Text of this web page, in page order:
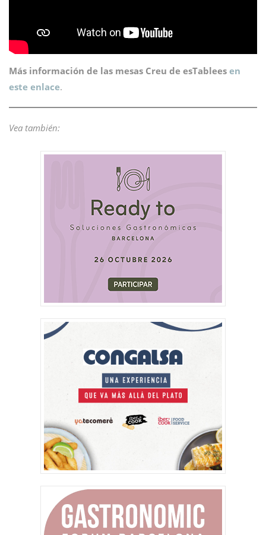
Más información de las mesas Creu de esTablees en
este enlace.
Vea también: